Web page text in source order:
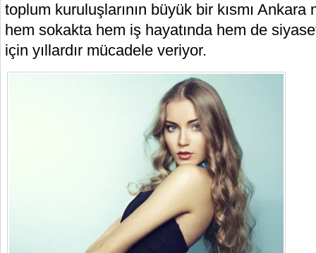
toplum kuruluşlarının büyük bir kısmı Ankara
hem sokakta hem iş hayatında hem de
için yıllardır mücadele veriyor.